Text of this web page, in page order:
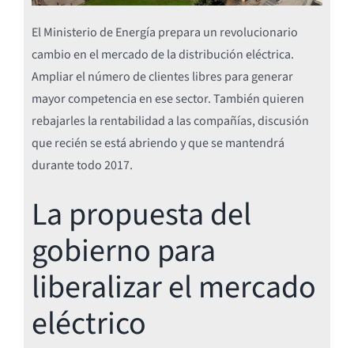
El Ministerio de Energía prepara un revolucionario
cambio en el mercado de la distribución eléctrica.
Ampliar el número de clientes libres para generar
mayor competencia en ese sector. También quieren
rebajarles la rentabilidad a las compañías, discusión
que recién se está abriendo y que se mantendrá
durante todo 2017.
La propuesta del
gobierno para
liberalizar el mercado
eléctrico